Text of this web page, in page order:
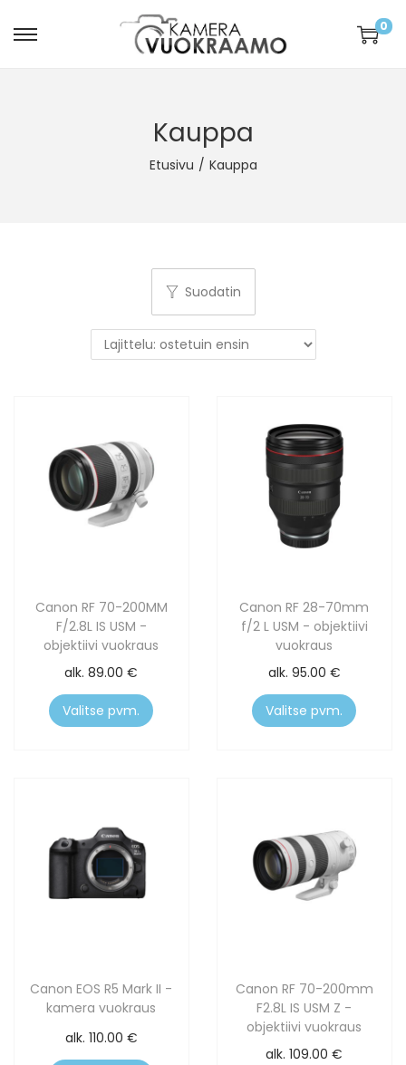
0
Kauppa
Etusivu / Kauppa
Suodatin
Canon RF 70-200MM
F/2.8L IS USM -
objektiivi vuokraus
alk.89.00€
Valitse pvm.
Canon RF 28-70mm
f/2 L USM - objektiivi
vuokraus
alk. 95.00 €
Valitse pvm.
Canon EOS R5 Mark II -
kamera vuokraus
alk. 110.00 €
Canon RF 70-200mm
F2.8L IS USM Z -
objektiivi vuokraus
alk.109.00€